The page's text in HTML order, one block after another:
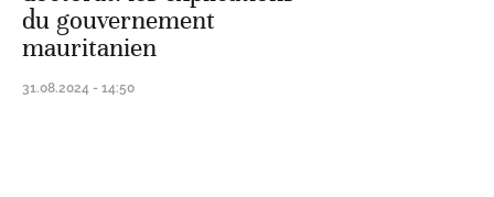
du gouvernement
mauritanien
31.08.2024 - 14:50